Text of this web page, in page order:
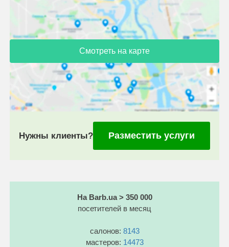
Смотреть на карте
Нужны клиенты? Разместить услуги
На Barb.ua > 350 000
посетителей в месяц
салонов: 8143
мастеров: 14473